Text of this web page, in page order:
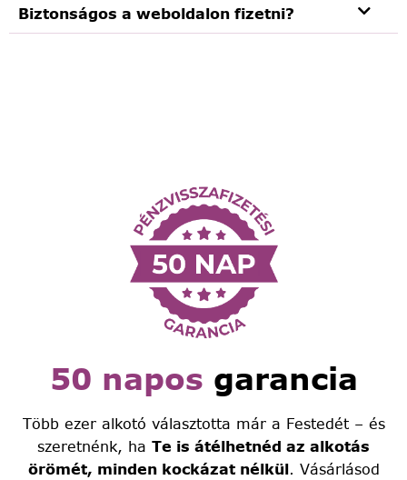
Biztonságos a weboldalon fizetni?
50 napos garancia
Több ezer alkotó választotta már a Festedét – és
szeretnénk, ha Te is átélhetnéd az alkotás
örömét, minden kockázat nélkül. Vásárlásod